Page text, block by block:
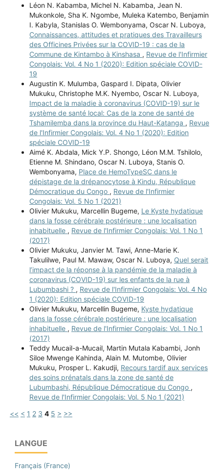
Léon N. Kabamba, Michel N. Kabamba, Jean N.
Mukonkole, Sha K. Ngombe, Muleka Katembo, Benjamin
I. Kabyla, Stanislas O. Wembonyama, Oscar N. Luboya,
Connaissances, attitudes et pratiques des Travailleurs
des Officines Privées sur la COVID-19 : cas de la
Commune de Kintambo à Kinshasa , Revue de l'Infirmier
Congolais: Vol. 4 No 1 (2020): Edition spéciale COVID-
19
Augustin K. Mulumba, Gaspard I. Dipata, Olivier
Mukuku, Christophe M.K. Nyembo, Oscar N. Luboya,
Impact de la maladie à coronavirus (COVID-19) sur le
système de santé local: Cas de la zone de santé de
Tshamilemba dans la province du Haut-Katanga , Revue
de l'Infirmier Congolais: Vol. 4 No 1 (2020): Edition
spéciale COVID-19
Aimé K. Abdala, Mick Y.P. Shongo, Léon M.M. Tshilolo,
Etienne M. Shindano, Oscar N. Luboya, Stanis O.
Wembonyama, Place de HemoTypeSC dans le
dépistage de la drépanocytose à Kindu, République
Démocratique du Congo , Revue de l'Infirmier
Congolais: Vol. 5 No 1 (2021)
Olivier Mukuku, Marcellin Bugeme, Le Kyste hydatique
dans la fosse cérébrale postérieure : une localisation
inhabituelle , Revue de l'Infirmier Congolais: Vol. 1 No 1
(2017)
Olivier Mukuku, Janvier M. Tawi, Anne-Marie K.
Takulilwe, Paul M. Mawaw, Oscar N. Luboya, Quel serait
l’impact de la réponse à la pandémie de la maladie à
coronavirus (COVID-19) sur les enfants de la rue à
Lubumbashi ? , Revue de l'Infirmier Congolais: Vol. 4 No
1 (2020): Edition spéciale COVID-19
Olivier Mukuku, Marcellin Bugeme, Kyste hydatique
dans la fosse cérébrale postérieure : une localisation
inhabituelle , Revue de l'Infirmier Congolais: Vol. 1 No 1
(2017)
Teddy Mucail-a-Mucail, Martin Mutala Kabambi, Jonh
Siloe Mwenge Kahinda, Alain M. Mutombe, Olivier
Mukuku, Prosper L. Kakudji, Recours tardif aux services
des soins prénatals dans la zone de santé de
Lubumbashi, République Démocratique du Congo ,
Revue de l'Infirmier Congolais: Vol. 5 No 1 (2021)
<< < 1 2 3 4 5 > >>
LANGUE
Français (France)